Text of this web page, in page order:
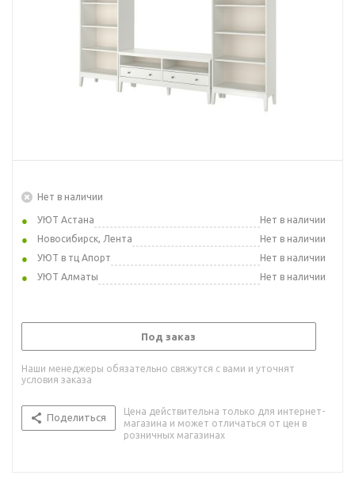
Нет в наличии
УЮТ Астана
Нет в наличии
Новосибирск, Лента
Нет в наличии
УЮТ в тц Апорт
Нет в наличии
УЮТ Алматы
Нет в наличии
Под заказ
Наши менеджеры обязательно свяжутся с вами и уточнят
условия заказа
Поделиться
Цена действительна только для интернет-
магазина и может отличаться от цен в
розничных магазинах